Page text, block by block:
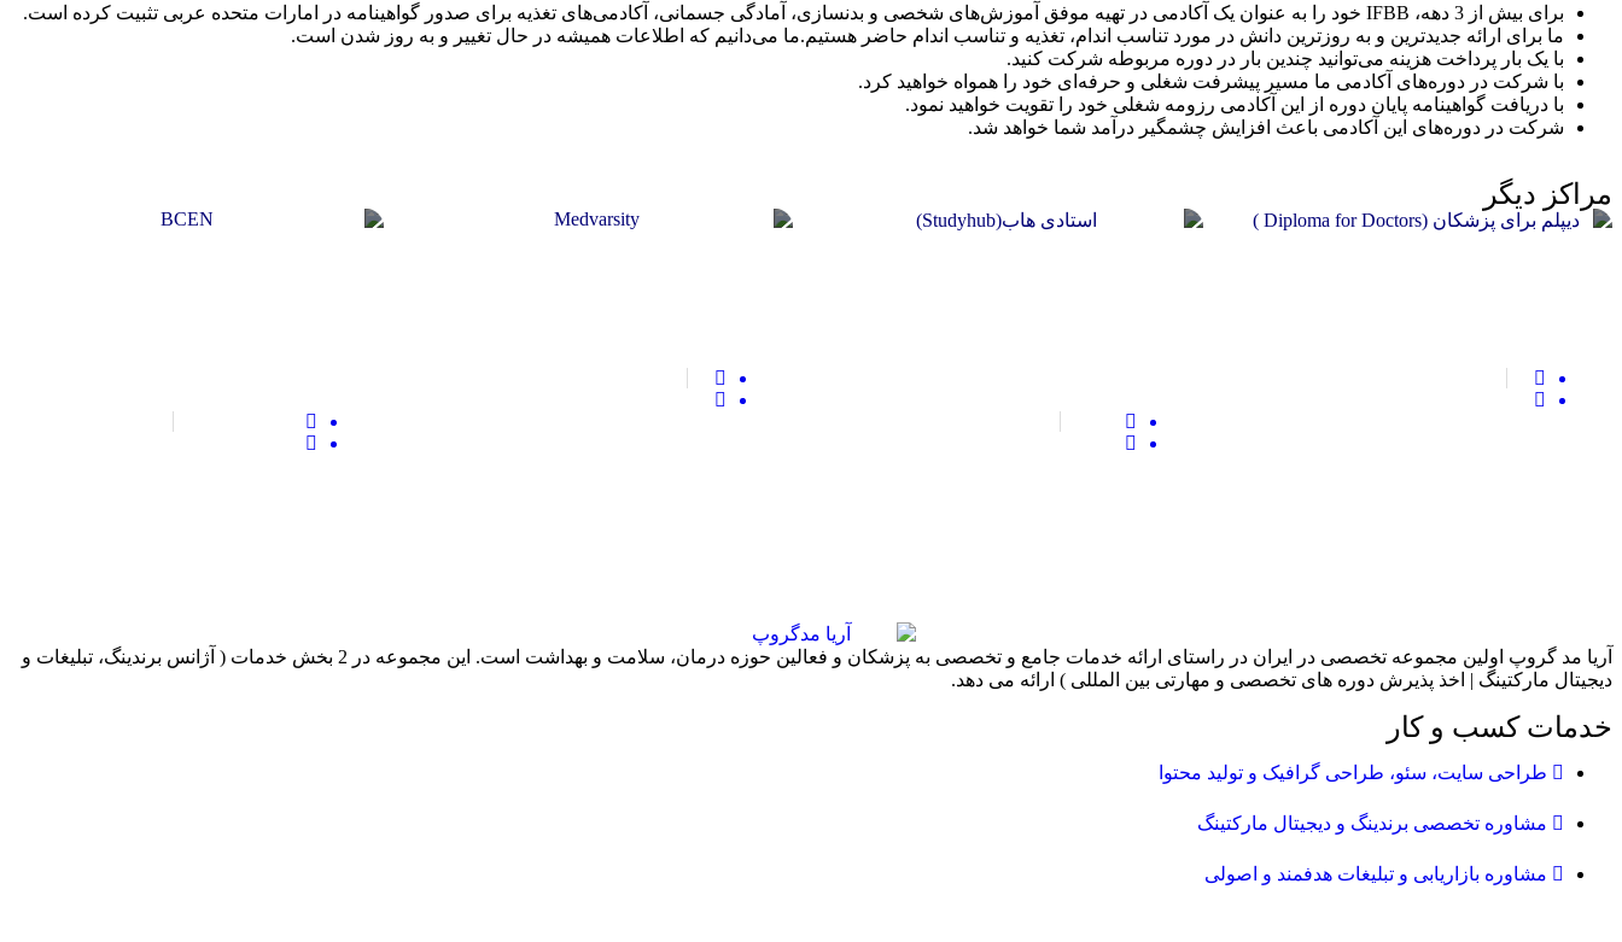
برای بیش از 3 دهه، IFBB خود را به عنوان یک آکادمی در تهیه موفق آموزش‌های شخصی و بدنسازی، آمادگی جسمانی، آکادمی‌های تغذیه برای صدور گواهینامه در امارات متحده عربی تثبیت کرده است.
ما برای ارائه جدیدترین و به روزترین دانش در مورد تناسب اندام، تغذیه و تناسب اندام حاضر هستیم.ما می‌دانیم که اطلاعات همیشه در حال تغییر و به روز شدن است.
با یک بار پرداخت هزینه می‌توانید چندین بار در دوره مربوطه شرکت کنید.
با شرکت در دوره‌های آکادمی ما مسیر پیشرفت شغلی و حرفه‌ای خود را همواه خواهید کرد.
با دریافت گواهینامه پایان دوره از این آکادمی رزومه شغلی خود را تقویت خواهید نمود.
شرکت در دوره‌های این آکادمی باعث افزایش چشمگیر درآمد شما خواهد شد.
مراکز دیگر
آریا مد گروپ اولین مجموعه تخصصی در ایران در راستای ارائه خدمات جامع و تخصصی به پزشکان و فعالین حوزه درمان، سلامت و بهداشت است. این مجموعه در 2 بخش خدمات ( آژانس برندینگ، تبلیغات و
دیجیتال مارکتینگ | اخذ پذیرش دوره های تخصصی و مهارتی بین المللی ) ارائه می دهد.
خدمات کسب و کار
طراحی سایت، سئو، طراحی گرافیک و تولید محتوا
مشاوره تخصصی برندینگ و دیجیتال مارکتینگ
مشاوره بازاریابی و تبلیغات هدفمند و اصولی